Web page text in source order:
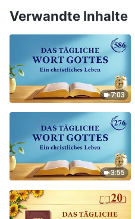
Verwandte Inhalte
7:03
3:55